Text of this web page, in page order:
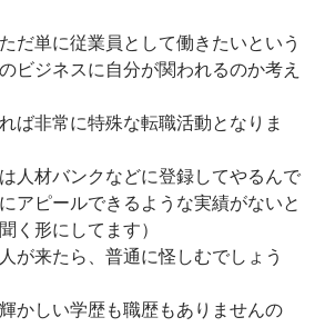
だ単に従業員として働きたいという
ビジネスに自分が関われるのか考え
ば非常に特殊な転職活動となりま
人材バンクなどに登録してやるんで
アピールできるような実績がないと
く形にしてます）
が来たら、普通に怪しむでしょう
かしい学歴も職歴もありませんの